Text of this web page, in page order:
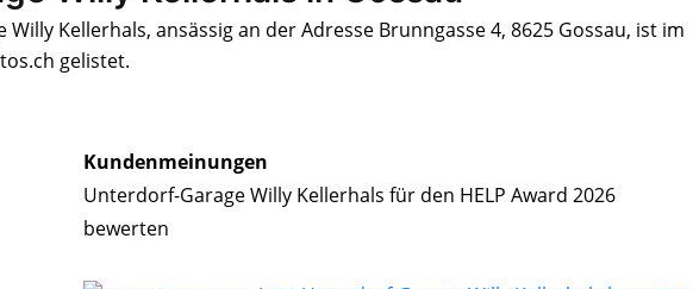
Kellerhals, ansässig an der Adresse Brunngasse 4, 8625 Gossau, ist im
gelistet.
Kundenmeinungen
Unterdorf-Garage Willy Kellerhals für den HELP Award 2026
bewerten